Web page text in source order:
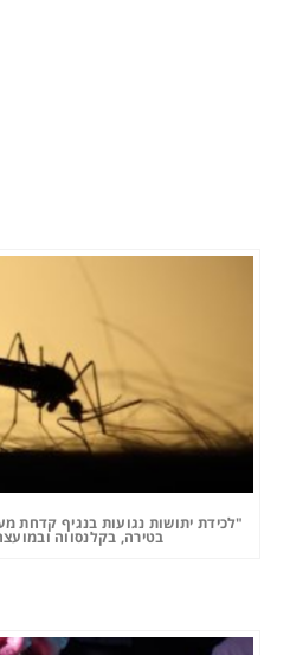
"לכידת יתושות נגועות בנגיף קדחת
בטירה, בקלנסווה